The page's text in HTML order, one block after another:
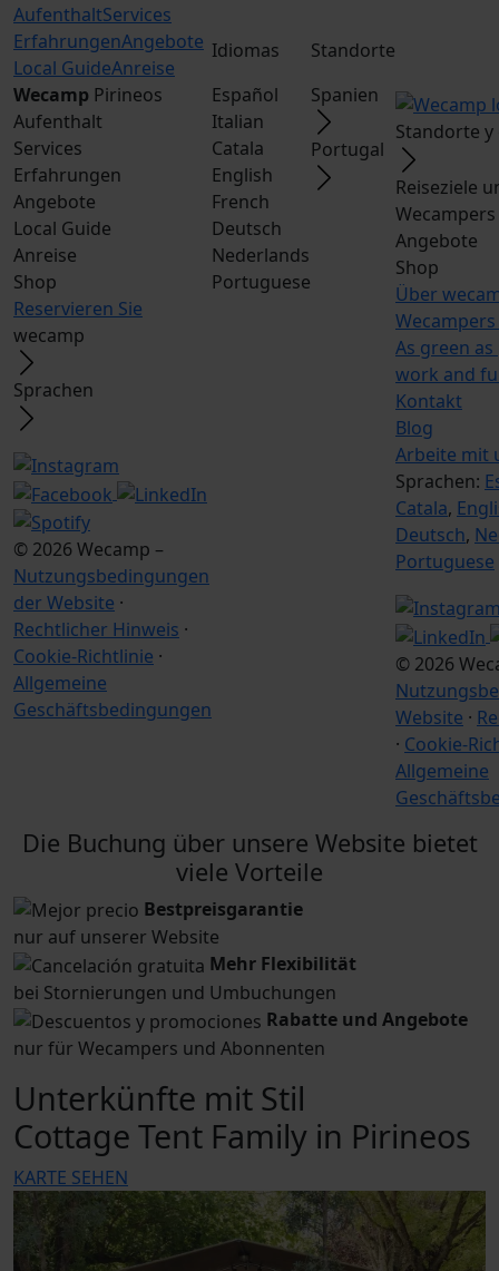
AufenthaltServices
ErfahrungenAngebote
Local GuideAnreise
Wecamp Pirineos
Aufenthalt
Services
Erfahrungen
Angebote
Local Guide
Anreise
Shop
Reservieren Sie
wecamp
Sprachen
© 2026 Wecamp –
Nutzungsbedingungen
der Website ·
Rechtlicher Hinweis ·
Cookie-Richtlinie ·
Allgemeine
Geschäftsbedingungen
Idiomas
Español
Italian
Catala
English
French
Deutsch
Nederlands
Portuguese
Standorte
Spanien
Portugal
Standorte
Reiseziele
Angebote
Shop
Über
As green
work and
Kontakt
Blog
Arbeite mit
Sprachen:
Catala,
Deutsch,
Portuguese
© 2026
Website ·
· Cookie-
Allgemeine
Die Buchung über unsere Website bietet
viele Vorteile
Bestpreisgarantie
nur auf unserer Website
Mehr Flexibilität
bei Stornierungen und Umbuchungen
Rabatte und Angebote
nur für Wecampers und Abonnenten
Unterkünfte mit Stil
Cottage Tent Family in Pirineos
KARTE SEHEN